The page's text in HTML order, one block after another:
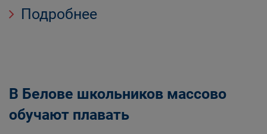
Подробнее
В Белове школьников массово
обучают плавать